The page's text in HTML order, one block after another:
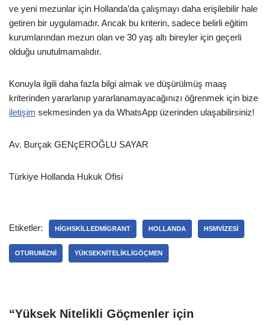
ve yeni mezunlar için Hollanda’da çalışmayı daha erişilebilir hale
getiren bir uygulamadır. Ancak bu kriterin, sadece belirli eğitim
kurumlarından mezun olan ve 30 yaş altı bireyler için geçerli
olduğu unutulmamalıdır.
Konuyla ilgili daha fazla bilgi almak ve düşürülmüş maaş
kriterinden yararlanıp yararlanamayacağınızı öğrenmek için bize
iletişim sekmesinden ya da WhatsApp üzerinden ulaşabilirsiniz!
Av. Burçak GENçEROĞLU SAYAR
Türkiye Hollanda Hukuk Ofisi
Etiketler: HIGHSKILLEDMIGRANT HOLLANDA HSMVIZESI
OTURUMIZNI YÜKSEKNITELIKLIGÖÇMEN
“Yüksek Nitelikli Göçmenler için